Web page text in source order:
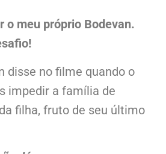
o meu próprio Bodevan.
disse no filme quando o
impedir a família de
filha, fruto de seu último